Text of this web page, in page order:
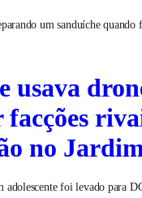
um sanduíche
usava
no
foi levado para